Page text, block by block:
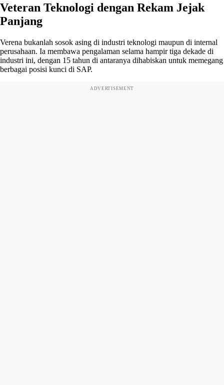
Veteran Teknologi dengan Rekam Jejak
Panjang
Verena bukanlah sosok asing di industri teknologi maupun di internal
perusahaan. Ia membawa pengalaman selama hampir tiga dekade di
industri ini, dengan 15 tahun di antaranya dihabiskan untuk memegang
berbagai posisi kunci di SAP.
ADVERTISEMENT